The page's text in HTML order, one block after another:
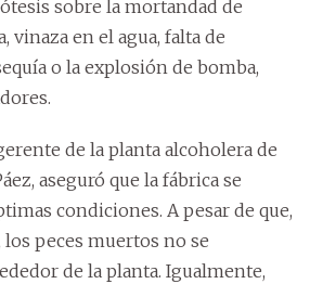
sobre la mortandad de
vinaza en el agua, falta de
o la explosión de bomba,
de la planta alcoholera de
aseguró que la fábrica se
condiciones. A pesar de que,
peces muertos no se
de la planta. Igualmente,